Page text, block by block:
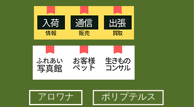
アロワナ ポリプテルス